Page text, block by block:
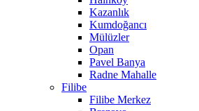
Kazanlık
Kumdoğancı
Mülüzler
Opan
Pavel Banya
Radne Mahalle
Filibe
Filibe Merkez